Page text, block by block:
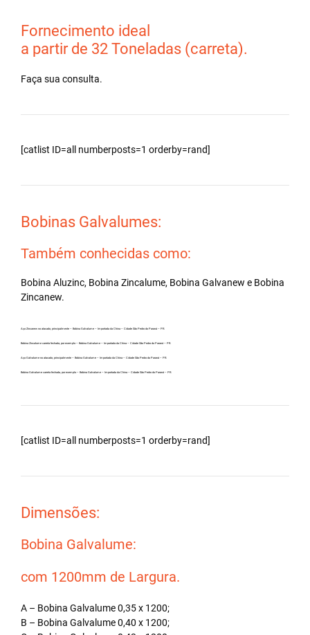
Fornecimento ideal
a partir de 32 Toneladas (carreta).
Faça sua consulta.
[catlist ID=all numberposts=1 orderby=rand]
Bobinas Galvalumes:
Também conhecidas como:
Bobina Aluzinc, Bobina Zincalume, Bobina Galvanew e Bobina
Zincanew.
Aço Zincanew no atacado, principalmente – Bobina Galvalume – Importada da China – Cidade São Pedro do Paraná – PR.
Bobina Zincalume carreta fechada, por exemplo – Bobina Galvalume – Importada da China – Cidade São Pedro do Paraná – PR.
Aço Galvalume no atacado, principalmente – Bobina Galvalume – Importada da China – Cidade São Pedro do Paraná – PR.
Bobina Galvalume carreta fechada, por exemplo – Bobina Galvalume – Importada da China – Cidade São Pedro do Paraná – PR.
[catlist ID=all numberposts=1 orderby=rand]
Dimensões:
Bobina Galvalume:
com 1200mm de Largura.
A – Bobina Galvalume 0,35 x 1200;
B – Bobina Galvalume 0,40 x 1200;